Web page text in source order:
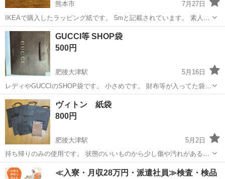
熊本市
7月27日
IKEAで購入したラッピング紙です。 5mと記載されています。 素人採
寸で69.5cm 随分前に購入しましたが、開封せず、保管しておりまし
た。 とても可愛いです。 長い間、自宅保管品なのでご理解の上よろし
くお願いいたしま...
熊本 熊本市 ラッピング用品
GUCCI等 SHOP袋
500円
肥後大津駅
5月16日
レディやGUCCIのSHOP袋です。 小さめです。 財布等が入ってた袋に
なります。
熊本 菊池郡 肥後大津駅 ラッピング用品
ヴィトン 紙袋
800円
肥後大津駅
5月2日
持ち帰りのみの使用です。 状態のいいものから少し傷や汚れがある物
もあります。
熊本 菊池郡 肥後大津駅 ラッピング用品 ヴィトン
≪入寮・月収28万円・派遣社員≫検査・検品